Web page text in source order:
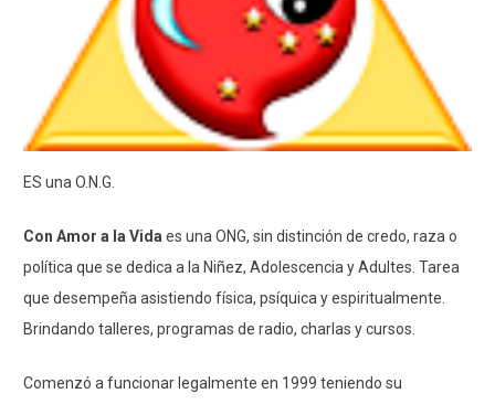
ES una O.N.G.
Con Amor a la Vida es una ONG, sin distinción de credo, raza o
política que se dedica a la Niñez, Adolescencia y Adultes. Tarea
que desempeña asistiendo física, psíquica y espiritualmente.
Brindando talleres, programas de radio, charlas y cursos.
Comenzó a funcionar legalmente en 1999 teniendo su